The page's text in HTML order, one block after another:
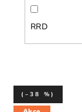
RRD
(–38 %)